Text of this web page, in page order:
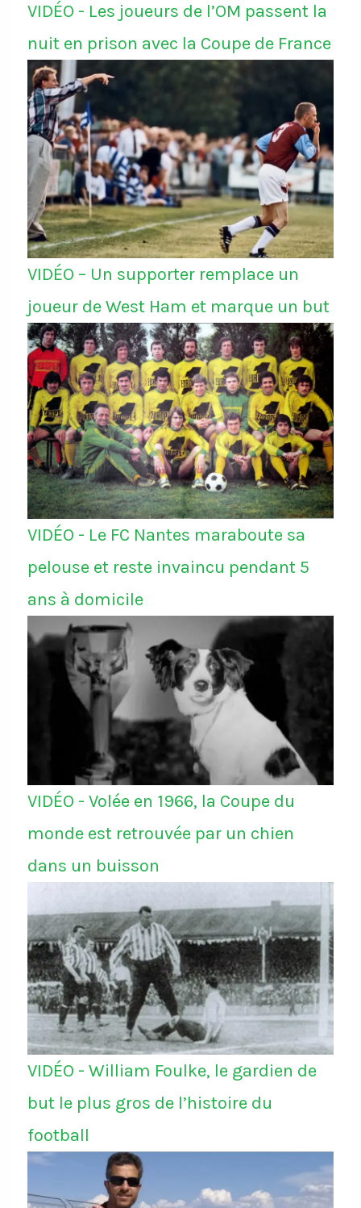
VIDÉO - Les joueurs de l’OM passent la
nuit en prison avec la Coupe de France
VIDÉO – Un supporter remplace un
joueur de West Ham et marque un but
VIDÉO - Le FC Nantes maraboute sa
pelouse et reste invaincu pendant 5
ans à domicile
VIDÉO - Volée en 1966, la Coupe du
monde est retrouvée par un chien
dans un buisson
VIDÉO - William Foulke, le gardien de
but le plus gros de l’histoire du
football